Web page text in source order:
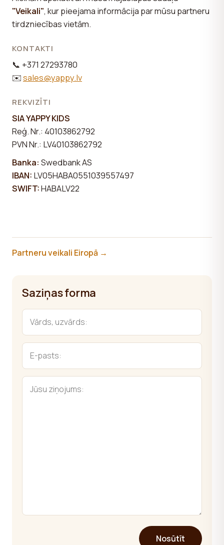
"Veikali", kur pieejama informācija par mūsu partneru
tirdzniecības vietām.
KONTAKTI
📞 +371 27293780
✉️sales@yappy.lv
REKVIZĪTI
SIA YAPPY KIDS
Reģ. Nr.: 40103862792
PVN Nr.: LV40103862792
Banka: Swedbank AS
IBAN: LV05HABA0551039557497
SWIFT:HABALV22
Partneru veikali Eiropā →
Saziņas forma
Nosūtīt